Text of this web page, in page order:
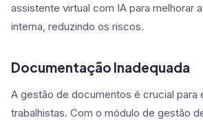
assistente virtual com IA para melhorar
interna, reduzindo os riscos.
Documentação Inadequada
A gestão de documentos é crucial para
trabalhistas. Com o módulo de gestão